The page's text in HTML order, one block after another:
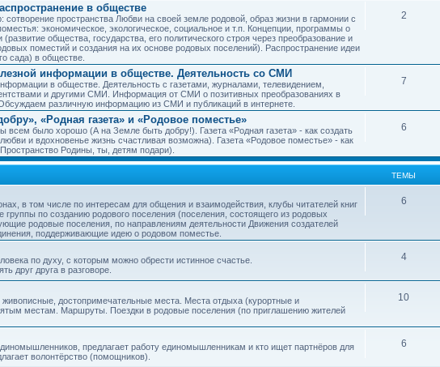
в обществе
сотворение пространства Любви на своей земле родовой, образ жизни в гармонии с
экономическое, экологическое, социальное и т.п. Концепции, программы о
общества, государства, его политического строя через преобразование и
поместий и создания на их основе родовых поселений). Распространение идеи
сада) в обществе.
2
информации в обществе. Деятельность со СМИ
в обществе. Деятельность с газетами, журналами, телевидением,
и другими СМИ. Информация от СМИ о позитивных преобразованиях в
различную информацию из СМИ и публикаций в интернете.
7
«Родная газета» и «Родовое поместье»
всем было хорошо (А на Земле быть добру!). Газета «Родная газета» - как создать
и вдохновенье жизнь счастливая возможна). Газета «Родовое поместье» - как
Родины, ты, детям подари).
6
ТЕМЫ
в том числе по интересам для общения и взаимодействия, клубы читателей книг
по созданию родового поселения (поселения, состоящего из родовых
родовые поселения, по направлениям деятельности Движения создателей
поддерживающие идею о родовом поместье.
6
по духу, с которым можно обрести истинное счастье.
друг друга в разговоре.
4
достопримечательные места. Места отдыха (курортные и
местам. Маршруты. Поездки в родовые поселения (по приглашению жителей
10
предлагает работу единомышленникам и кто ищет партнёров для
волонтёрство (помощников).
6